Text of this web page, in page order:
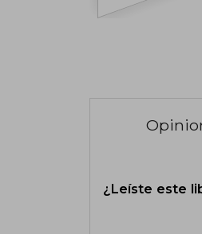
¿Leíste este